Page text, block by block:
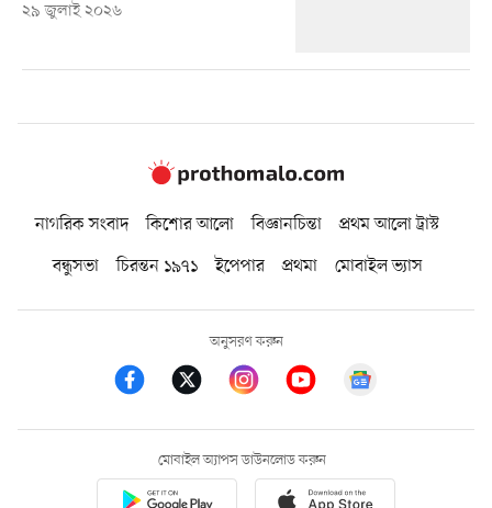
২৯ জুলাই ২০২৬
নাগরিক সংবাদ কিশোর আলো বিজ্ঞানচিন্তা
প্রথম আলো ট্রাস্ট
বন্ধুসভা
চিরন্তন ১৯৭১ ইপেপার প্রথমা মোবাইল ভ্যাস
অনুসরণ করুন
মোবাইল অ্যাপস ডাউনলোড করুন